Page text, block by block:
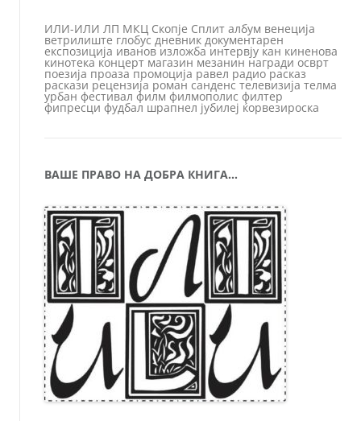
ИЛИ-ИЛИ ЛП МКЦ Скопје Сплит албум венеција
ветрилиште глобус дневник документарен
експозиција иванов изложба интервју кан киненова
кинотека концерт магазин мезанин награди осврт
поезија проаза промоција равел радио расказ
раскази рецензија роман санденс телевизија телма
урбан фестивал филм филмополис филтер
фипресци фудбал шрапнел јубилеј ќорвезироска
ВАШЕ ПРАВО НА ДОБРА КНИГА…